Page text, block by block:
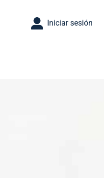
Iniciar sesión